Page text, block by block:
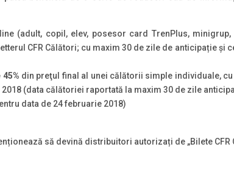
(adult, copil, elev, posesor card TrenPlus,
CFR Călători; cu maxim 30 de zile de anticipație și
din preţul final al unei călătorii simple individuale, cu
(data călătoriei raportată la maxim 30 de zile
data de 24 februarie 2018)
să devină distribuitori autorizați de „Bilete CFR